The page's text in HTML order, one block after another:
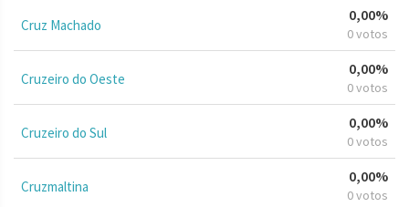
Cruz Machado
0,00%
0 votos
Cruzeiro do Oeste
0,00%
0 votos
Cruzeiro do Sul
0,00%
0 votos
Cruzmaltina
0,00%
0 votos